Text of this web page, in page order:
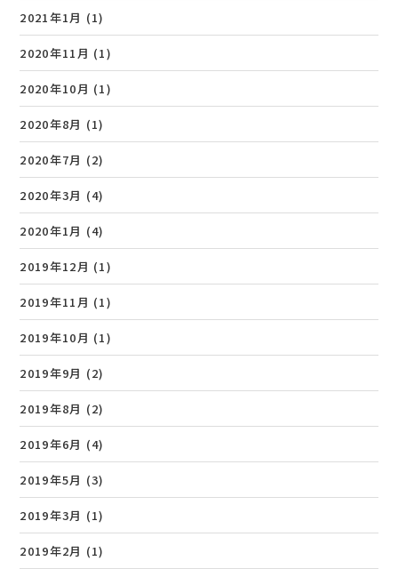
2021年1月 (1)
2020年11月 (1)
2020年10月 (1)
2020年8月 (1)
2020年7月 (2)
2020年3月 (4)
2020年1月 (4)
2019年12月 (1)
2019年11月 (1)
2019年10月 (1)
2019年9月 (2)
2019年8月 (2)
2019年6月 (4)
2019年5月 (3)
2019年3月 (1)
2019年2月 (1)